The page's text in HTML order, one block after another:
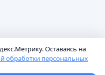
Оставаясь на
обработки персональных